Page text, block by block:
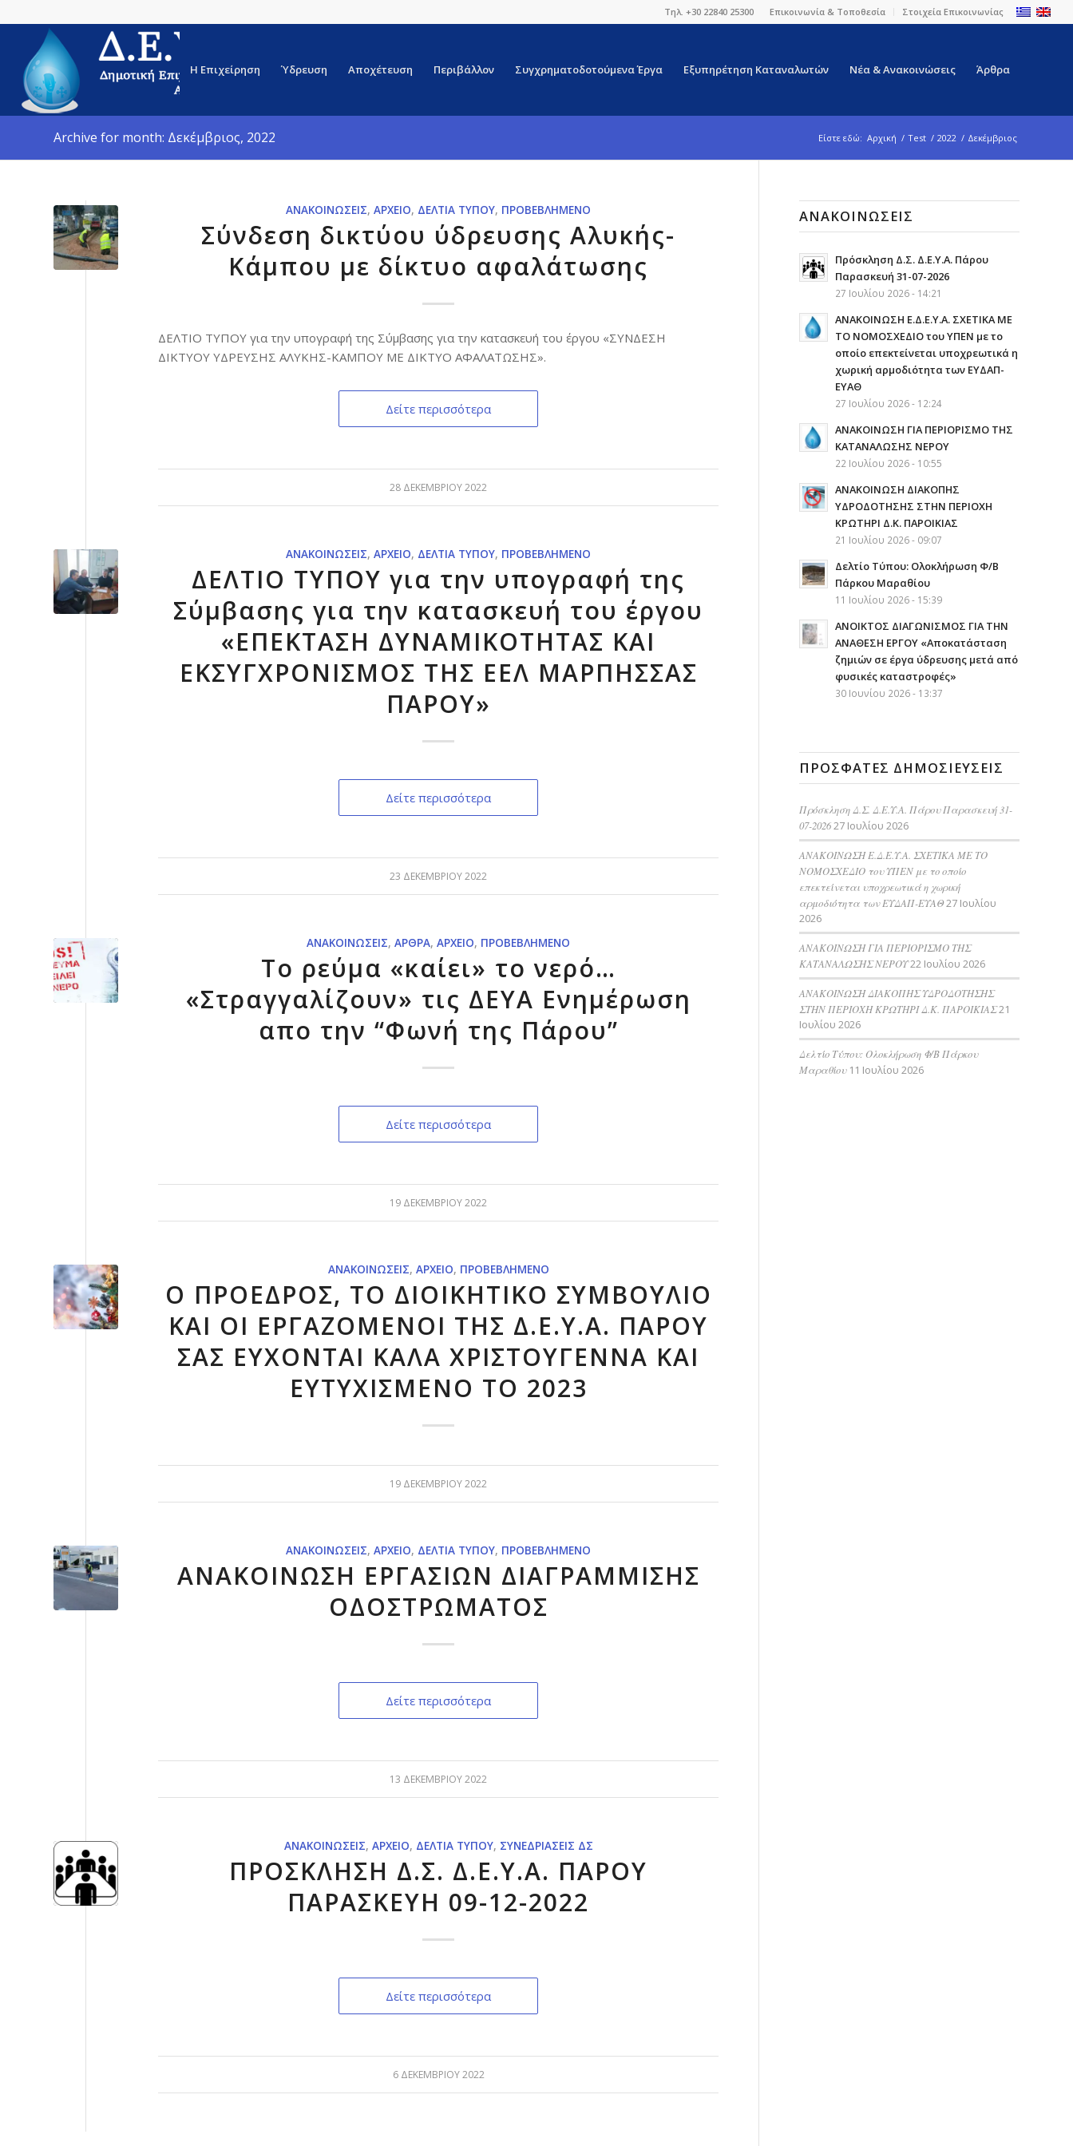
Επικοινωνία & Τοποθεσία Στοιχεία Επικοινωνίας
Τηλ. +30 22840 25300
Η Επιχείρηση Ύδρευση Αποχέτευση Περιβάλλον Συγχρηματοδοτούμενα Έργα Εξυπηρέτηση Καταναλωτών Νέα & Ανακοινώσεις Άρθρα
Archive for month: Δεκέμβριος, 2022 Είστε εδώ: Αρχική / Test / 2022 / Δεκέμβριος
ΑΝΑΚΟΙΝΏΣΕΙΣ,ΑΡΧΕΊΟ, ΔΕΛΤΊΑ ΤΎΠΟΥ, ΠΡΟΒΕΒΛΗΜΈΝΟ
Σύνδεση δικτύου ύδρευσης Αλυκής-
Κάμπου με δίκτυο αφαλάτωσης
ΔΕΛΤΙΟ ΤΥΠΟΥ για την υπογραφή της Σύμβασης για την κατασκευή του έργου «ΣΥΝΔΕΣΗ
ΔΙΚΤΥΟΥ ΥΔΡΕΥΣΗΣ ΑΛΥΚΗΣ-ΚΑΜΠΟΥ ΜΕ ΔΙΚΤΥΟ ΑΦΑΛΑΤΩΣΗΣ».
Δείτε περισσότερα
28 ΔΕΚΕΜΒΡΊΟΥ 2022
ΑΝΑΚΟΙΝΏΣΕΙΣ,ΑΡΧΕΊΟ, ΔΕΛΤΊΑ ΤΎΠΟΥ, ΠΡΟΒΕΒΛΗΜΈΝΟ
ΔΕΛΤΙΟ ΤΥΠΟΥ για την υπογραφή της
Σύμβασης για την κατασκευή του έργου
«ΕΠΕΚΤΑΣΗ ΔΥΝΑΜΙΚΟΤΗΤΑΣ ΚΑΙ
ΕΚΣΥΓΧΡΟΝΙΣΜΟΣ ΤΗΣ ΕΕΛ ΜΑΡΠΗΣΣΑΣ
ΠΑΡΟΥ»
Δείτε περισσότερα
23 ΔΕΚΕΜΒΡΊΟΥ 2022
ΑΝΑΚΟΙΝΏΣΕΙΣ,ΆΡΘΡΑ,ΑΡΧΕΊΟ, ΠΡΟΒΕΒΛΗΜΈΝΟ
Το ρεύμα «καίει» το νερό…
«Στραγγαλίζουν» τις ΔΕΥΑ Ενημέρωση
απο την “Φωνή της Πάρου”
Δείτε περισσότερα
19 ΔΕΚΕΜΒΡΊΟΥ 2022
ΑΝΑΚΟΙΝΏΣΕΙΣ, ΑΡΧΕΊΟ, ΠΡΟΒΕΒΛΗΜΈΝΟ
Ο ΠΡΟΕΔΡΟΣ, ΤΟ ΔΙΟΙΚΗΤΙΚΟ ΣΥΜΒΟΥΛΙΟ
ΚΑΙ ΟΙ ΕΡΓΑΖΟΜΕΝΟΙ ΤΗΣ Δ.Ε.Υ.Α. ΠΑΡΟΥ
ΣΑΣ ΕΥΧΟΝΤΑΙ ΚΑΛΑ ΧΡΙΣΤΟΥΓΕΝΝΑ ΚΑΙ
ΕΥΤΥΧΙΣΜΕΝΟ ΤΟ 2023
19 ΔΕΚΕΜΒΡΊΟΥ 2022
ΑΝΑΚΟΙΝΏΣΕΙΣ,ΑΡΧΕΊΟ, ΔΕΛΤΊΑ ΤΎΠΟΥ, ΠΡΟΒΕΒΛΗΜΈΝΟ
ΑΝΑΚΟΙΝΩΣΗ ΕΡΓΑΣΙΩΝ ΔΙΑΓΡΑΜΜΙΣΗΣ
ΟΔΟΣΤΡΩΜΑΤΟΣ
Δείτε περισσότερα
13 ΔΕΚΕΜΒΡΊΟΥ 2022
ΑΝΑΚΟΙΝΏΣΕΙΣ, ΑΡΧΕΊΟ, ΔΕΛΤΊΑ ΤΎΠΟΥ, ΣΥΝΕΔΡΙΆΣΕΙΣ ΔΣ
ΠΡΟΣΚΛΗΣΗ Δ.Σ. Δ.Ε.Υ.Α. ΠΑΡΟΥ
ΠΑΡΑΣΚΕΥΗ 09-12-2022
Δείτε περισσότερα
6 ΔΕΚΕΜΒΡΊΟΥ 2022
ΑΝΑΚΟΙΝΏΣΕΙΣ
Πρόσκληση Δ.Σ. Δ.Ε.Υ.Α. Πάρου
Παρασκευή 31-07-2026
27 Ιουλίου 2026 - 14:21
ΑΝΑΚΟΙΝΩΣΗ Ε.Δ.Ε.Υ.Α. ΣΧΕΤΙΚΑ ΜΕ
ΤΟ ΝΟΜΟΣΧΕΔΙΟ του ΥΠΕΝ με το
οποίο επεκτείνεται υποχρεωτικά η
χωρική αρμοδιότητα των ΕΥΔΑΠ-
ΕΥΑΘ
27 Ιουλίου 2026 - 12:24
ΑΝΑΚΟΙΝΩΣΗ ΓΙΑ ΠΕΡΙΟΡΙΣΜΟ ΤΗΣ
ΚΑΤΑΝΑΛΩΣΗΣ ΝΕΡΟΥ
22 Ιουλίου 2026 - 10:55
AΝΑΚΟΙΝΩΣΗ ΔΙΑΚΟΠΗΣ
ΥΔΡΟΔΟΤΗΣΗΣ ΣΤΗΝ ΠΕΡΙΟΧΗ
ΚΡΩΤΗΡΙ Δ.Κ. ΠΑΡΟΙΚΙΑΣ
21 Ιουλίου 2026 - 09:07
Δελτίο Τύπου: Ολοκλήρωση Φ/Β
Πάρκου Μαραθίου
11 Ιουλίου 2026 - 15:39
ΑΝΟΙΚΤΟΣ ΔΙΑΓΩΝΙΣΜΟΣ ΓΙΑ ΤΗΝ
ΑΝΑΘΕΣΗ ΕΡΓΟΥ «Αποκατάσταση
ζημιών σε έργα ύδρευσης μετά από
φυσικές καταστροφές»
30 Ιουνίου 2026 - 13:37
ΠΡΌΣΦΑΤΕΣ ΔΗΜΟΣΙΕΎΣΕΙΣ
Πρόσκληση Δ.Σ. Δ.Ε.Υ.Α. Πάρου Παρασκευή 31-
07-202627 Ιουλίου 2026
ΑΝΑΚΟΙΝΩΣΗ Ε.Δ.Ε.Υ.Α. ΣΧΕΤΙΚΑ ΜΕ ΤΟ
ΝΟΜΟΣΧΕΔΙΟ του ΥΠΕΝ με το οποίο
επεκτείνεται υποχρεωτικά η χωρική
αρμοδιότητα των ΕΥΔΑΠ-ΕΥΑΘ27 Ιουλίου
2026
ΑΝΑΚΟΙΝΩΣΗ ΓΙΑ ΠΕΡΙΟΡΙΣΜΟ ΤΗΣ
ΚΑΤΑΝΑΛΩΣΗΣ ΝΕΡΟΥ22 Ιουλίου 2026
AΝΑΚΟΙΝΩΣΗ ΔΙΑΚΟΠΗΣ ΥΔΡΟΔΟΤΗΣΗΣ
ΣΤΗΝ ΠΕΡΙΟΧΗ ΚΡΩΤΗΡΙ Δ.Κ. ΠΑΡΟΙΚΙΑΣ21
Ιουλίου 2026
Δελτίο Τύπου: Ολοκλήρωση Φ/Β Πάρκου
Μαραθίου 11 Ιουλίου 2026